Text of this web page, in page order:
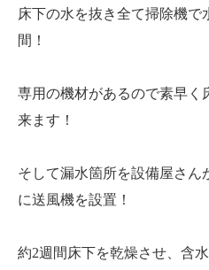
床下の水を抜き全て掃除機で
間！
専用の機材があるので素早く
来ます！
そして漏水箇所を設備屋さん
に送風機を設置！
約2週間床下を乾燥させ、含